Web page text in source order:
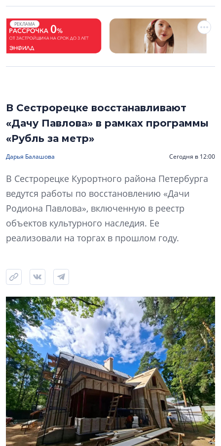
РЕКЛАМА
В Сестрорецке восстанавливают
«Дачу Павлова» в рамках программы
«Рубль за метр»
Дарья Балашова Сегодня в 12:00
В Сестрорецке Курортного района Петербурга
ведутся работы по восстановлению «Дачи
Родиона Павлова», включенную в реестр
объектов культурного наследия. Ее
реализовали на торгах в прошлом году.